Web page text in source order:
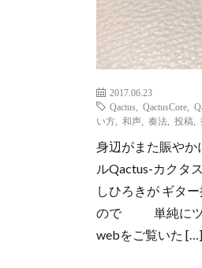
2017.06.23
Qactus
QactusCore
い方
和声 奏法 投稿
身辺がまた賑や
ルQactus-カクタ
しひろきが ギタ
ので 単純にツー
webをご覧いた […]